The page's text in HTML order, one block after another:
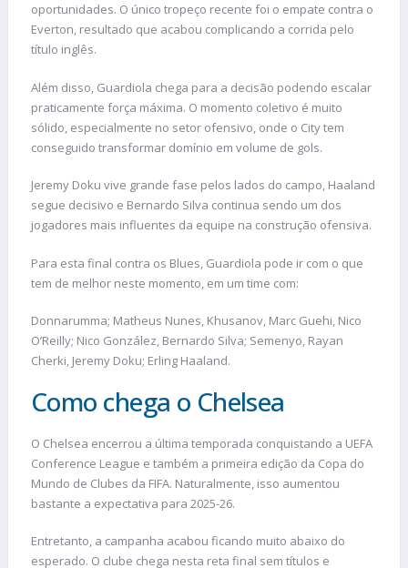
oportunidades. O único tropeço recente foi o empate contra o
Everton, resultado que acabou complicando a corrida pelo
título inglês.
Além disso, Guardiola chega para a decisão podendo escalar
praticamente força máxima. O momento coletivo é muito
sólido, especialmente no setor ofensivo, onde o City tem
conseguido transformar domínio em volume de gols.
Jeremy Doku vive grande fase pelos lados do campo, Haaland
segue decisivo e Bernardo Silva continua sendo um dos
jogadores mais influentes da equipe na construção ofensiva.
Para esta final contra os Blues, Guardiola pode ir com o que
tem de melhor neste momento, em um time com:
Donnarumma; Matheus Nunes, Khusanov, Marc Guehi, Nico
O’Reilly; Nico González, Bernardo Silva; Semenyo, Rayan
Cherki, Jeremy Doku; Erling Haaland.
Como chega o Chelsea
O Chelsea encerrou a última temporada conquistando a UEFA
Conference League e também a primeira edição da Copa do
Mundo de Clubes da FIFA. Naturalmente, isso aumentou
bastante a expectativa para 2025-26.
Entretanto, a campanha acabou ficando muito abaixo do
esperado. O clube chega nesta reta final sem títulos e